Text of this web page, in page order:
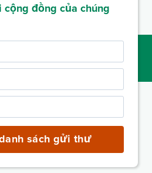
cộng đồng của chúng
sách gửi thư